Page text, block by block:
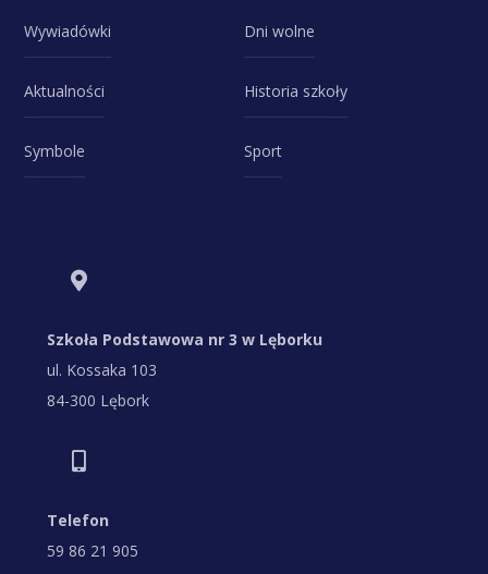
Wywiadówki Dni wolne
Aktualności Historia szkoły
Symbole Sport
Szkoła Podstawowa nr 3 w Lęborku
ul. Kossaka 103
84-300 Lębork
Telefon
59 86 21 905